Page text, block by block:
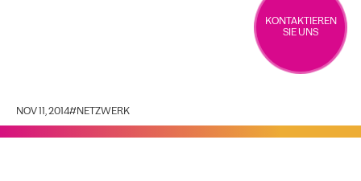
NOV 11, 2014#NETZWERK
KONTAKTIEREN
SIE UNS